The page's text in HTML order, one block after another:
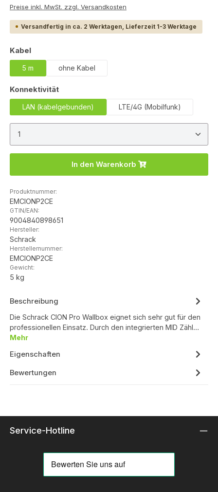
Preise inkl. MwSt. zzgl. Versandkosten
Versandfertig in ca. 2 Werktagen, Lieferzeit 1-3 Werktage
Kabelauswählen
5 m ohne Kabel
Konnektivitätauswählen
LAN (kabelgebunden) LTE/4G (Mobilfunk)
Produkt Anzahl: Gib den gewünschten Wert ein
In den Warenkorb
Produktnummer:
EMCIONP2CE
GTIN/EAN:
9004840898651
Hersteller:
Schrack
Herstellernummer:
EMCIONP2CE
Gewicht:
5 kg
Beschreibung
Die Schrack CION Pro Wallbox eignet sich sehr gut für den
professionellen Einsatz. Durch den integrierten MID Zähl…
Mehr
Eigenschaften
Bewertungen
Service-Hotline